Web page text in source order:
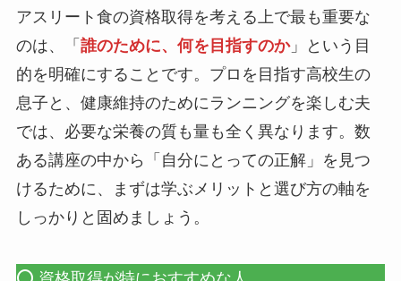
アスリート食の資格取得を考える上で最も重要な
のは、「 誰のために、何を目指すのか」という目
的を明確にすることです。プロを目指す高校生の
息子と、健康維持のためにランニングを楽しむ夫
では、必要な栄養の質も量も全く異なります。数
ある講座の中から「自分にとっての正解」を見つ
けるために、まずは学ぶメリットと選び方の軸を
しっかりと固めましょう。